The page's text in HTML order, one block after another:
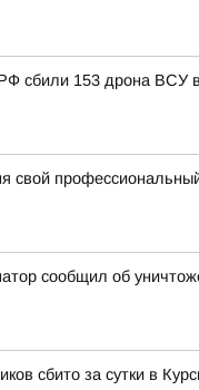
сбили 153 дрона ВСУ в
свой
сообщил об
сбито за сутки в